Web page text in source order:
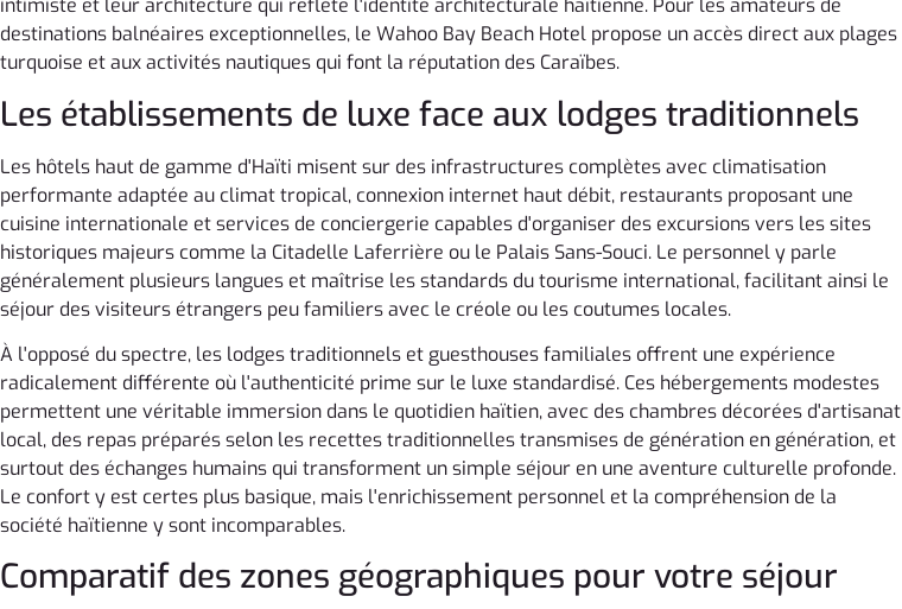
intimiste et leur architecture qui reflète l'identité architecturale haïtienne. Pour les amateurs de
destinations balnéaires exceptionnelles, le Wahoo Bay Beach Hotel propose un accès direct aux plages
turquoise et aux activités nautiques qui font la réputation des Caraïbes.
Les établissements de luxe face aux lodges traditionnels
Les hôtels haut de gamme d'Haïti misent sur des infrastructures complètes avec climatisation
performante adaptée au climat tropical, connexion internet haut débit, restaurants proposant une
cuisine internationale et services de conciergerie capables d'organiser des excursions vers les sites
historiques majeurs comme la Citadelle Laferrière ou le Palais Sans-Souci. Le personnel y parle
généralement plusieurs langues et maîtrise les standards du tourisme international, facilitant ainsi le
séjour des visiteurs étrangers peu familiers avec le créole ou les coutumes locales.
À l'opposé du spectre, les lodges traditionnels et guesthouses familiales offrent une expérience
radicalement différente où l'authenticité prime sur le luxe standardisé. Ces hébergements modestes
permettent une véritable immersion dans le quotidien haïtien, avec des chambres décorées d'artisanat
local, des repas préparés selon les recettes traditionnelles transmises de génération en génération, et
surtout des échanges humains qui transforment un simple séjour en une aventure culturelle profonde.
Le confort y est certes plus basique, mais l'enrichissement personnel et la compréhension de la
société haïtienne y sont incomparables.
Comparatif des zones géographiques pour votre séjour